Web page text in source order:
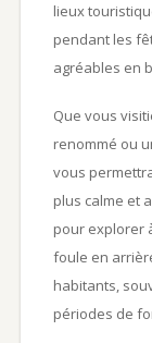
lieux
pendant les
agréables en
Que vous
renommé ou
vous
plus calme et
pour explorer
foule en
habitants,
périodes de